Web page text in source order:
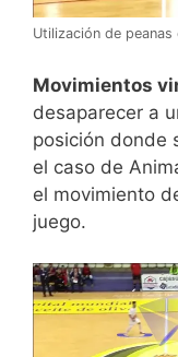
Utilización de
Movimientos
desaparecer a
posición donde
el caso de
el movimiento
juego.